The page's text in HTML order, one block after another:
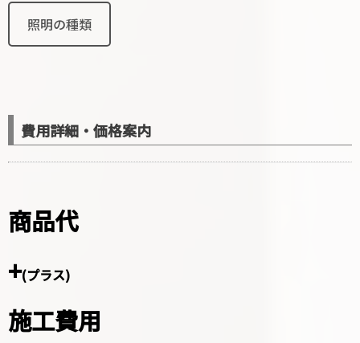
照明の種類
費用詳細・価格案内
商品代
+(プラス)
施工費用